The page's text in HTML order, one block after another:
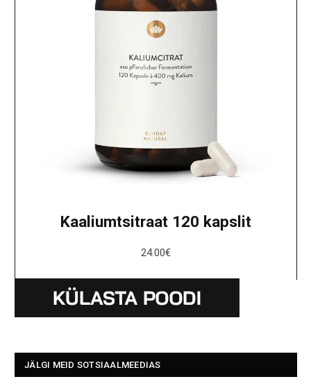
Kaaliumtsitraat 120 kapslit
24.00€
JÄLGI MEID SOTSIAALMEEDIAS